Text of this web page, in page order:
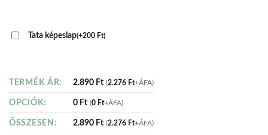
Tata képeslap(+200 Ft)
TERMÉK ÁR: 2.890 Ft (2.276 Ft+ÁFA)
OPCIÓK: 0 Ft (0 Ft+ÁFA)
ÖSSZESEN: 2.890 Ft (2.276 Ft+ÁFA)